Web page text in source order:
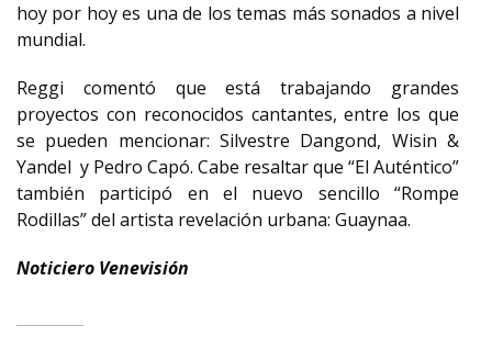
hoy por hoy es una de los temas más sonados a nivel
mundial.
Reggi comentó que está trabajando grandes
proyectos con reconocidos cantantes, entre los que
se pueden mencionar: Silvestre Dangond, Wisin &
Yandel y Pedro Capó. Cabe resaltar que “El Auténtico”
también participó en el nuevo sencillo “Rompe
Rodillas” del artista revelación urbana: Guaynaa.
Noticiero Venevisión